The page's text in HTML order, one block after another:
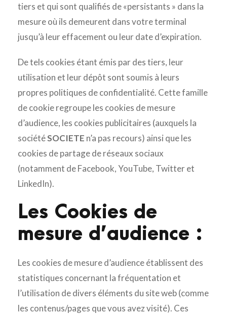
tiers et qui sont qualifiés de «persistants » dans la
mesure où ils demeurent dans votre terminal
jusqu’à leur effacement ou leur date d’expiration.
De tels cookies étant émis par des tiers, leur
utilisation et leur dépôt sont soumis à leurs
propres politiques de confidentialité. Cette famille
de cookie regroupe les cookies de mesure
d’audience, les cookies publicitaires (auxquels la
sociétéSOCIETE n’a pas recours) ainsi que les
cookies de partage de réseaux sociaux
(notamment de Facebook, YouTube, Twitter et
LinkedIn).
Les Cookies de
mesure d’audience :
Les cookies de mesure d’audience établissent des
statistiques concernant la fréquentation et
l’utilisation de divers éléments du site web (comme
les contenus/pages que vous avez visité). Ces